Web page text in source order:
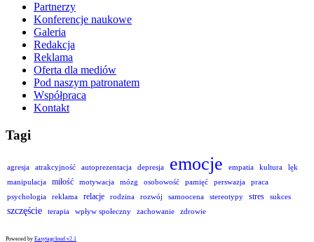
Partnerzy
Konferencje naukowe
Galeria
Redakcja
Reklama
Oferta dla mediów
Pod naszym patronatem
Współpraca
Kontakt
Tagi
agresja atrakcyjność autoprezentacja depresja emocje empatia kultura
lęk
manipulacja
miłość motywacja mózg osobowość pamięć perswazja
praca
psychologia
reklama relacje rodzina rozwój samoocena stereotypy stres sukces
szczęście terapia wpływ społeczny zachowanie zdrowie
Powered by Easytagcloud v2.1